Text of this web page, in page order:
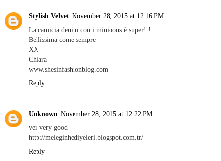
Stylish Velvet November 28, 2015 at 12:16 PM
La camicia denim con i minioons è super!!!
Bellissima come sempre
XX
Chiara
www.shesinfashionblog.com
Reply
Unknown November 28, 2015 at 12:22 PM
ver very good
http://meleginhediyeleri.blogspot.com.tr/
Reply